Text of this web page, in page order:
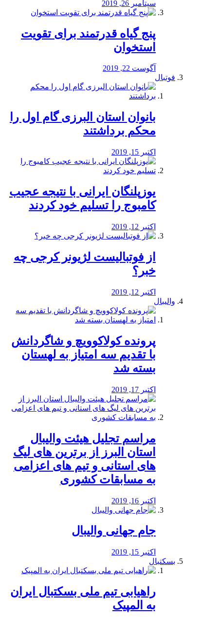
سپتامبر 26, 2019
پنج گیاه قدرتمند برای تقویت
استخوان
آگوست 22, 2019
فوتبال
بانوان استان البرزی گام اول را
محكم برداشتند
اکتبر 15, 2019
یوزپلنگان ایرانی با نتیجه عجیب
کامبوج را تسلیم خود کردند
اکتبر 12, 2019
از فوتبالیست لژیونر کرجی چه
خبر؟
اکتبر 12, 2019
والیبال
پرونده کولاکوویچ و شاگردانش
با تقدیم سه امتیاز به لهستان
بسته شد
اکتبر 17, 2019
مراسم تجلیل هیئت والیبال
استان البرز از برترین های لیگ
های استانی و تیم های اعزامی
به مسابقات کشوری
اکتبر 16, 2019
جام جهانی والیبال
اکتبر 15, 2019
بسکتبال
راهیابی تیم ملی بسکتبال ایران
به المپیک